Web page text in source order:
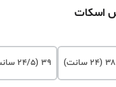
اسکات
۳۸ (۲۴ سانت) ۳۹ (۲۴/۵ سانت)